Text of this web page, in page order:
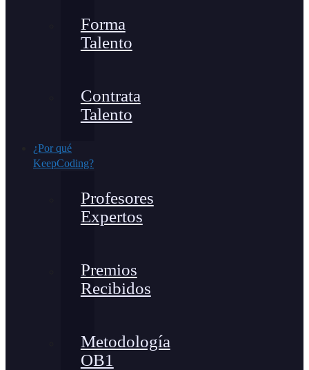
Forma
Talento
Contrata
Talento
¿Por qué
KeepCoding?
Profesores
Expertos
Premios
Recibidos
Metodología
OB1